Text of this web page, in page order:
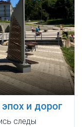
и дорог
следы